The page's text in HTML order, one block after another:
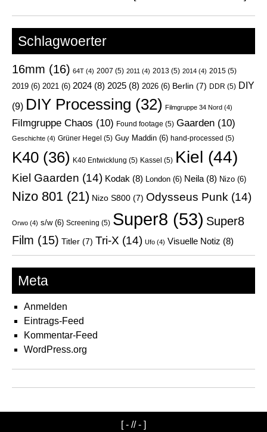
Schlagwoerter
16mm (16) 64T (4) 2007 (5) 2011 (4) 2013 (5) 2014 (4) 2015 (5)
2019 (6) 2021 (6) 2024 (8) 2025 (8) 2026 (6) Berlin (7) DDR (5) DIY
(9) DIY Processing (32) Filmgruppe 34 Nord (4)
Filmgruppe Chaos (10) Found footage (5) Gaarden (10)
Geschichte (4) Grüner Hegel (5) Guy Maddin (6) hand-processed (5)
K40 (36) K40 Entwicklung (5) Kassel (5) Kiel (44)
Kiel Gaarden (14) Kodak (8) London (6) Neila (8) Nizo (6)
Nizo 801 (21) Nizo S800 (7) Odysseus Punk (14)
Orwo (4) s/w(6) Screening (5) Super8 (53) Super8
Film (15) Titler (7) Tri-X (14) Ufo (4) Visuelle Notiz (8)
Meta
Anmelden
Eintrags-Feed
Kommentar-Feed
WordPress.org
[ - // - ]